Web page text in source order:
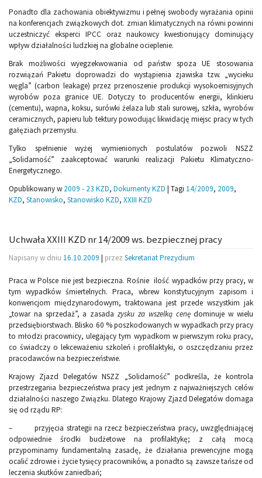
Ponadto dla zachowania obiektywizmu i pełnej swobody wyrażania opinii
na konferencjach związkowych dot. zmian klimatycznych na równi powinni
uczestniczyć eksperci IPCC oraz naukowcy kwestionujący dominujący
wpływ działalności ludzkiej na globalne ocieplenie.
Brak możliwości wyegzekwowania od państw spoza UE stosowania
rozwiązań Pakietu doprowadzi do wystąpienia zjawiska tzw. „wycieku
węgla” (carbon leakage) przez przenoszenie produkcji wysokoemisyjnych
wyrobów poza granice UE. Dotyczy to producentów energii, klinkieru
(cementu), wapna, koksu, surówki żelaza lub stali surowej, szkła, wyrobów
ceramicznych, papieru lub tektury powodując likwidację miejsc pracy w tych
gałęziach przemysłu.
Tylko spełnienie wyżej wymienionych postulatów pozwoli NSZZ
„Solidarność” zaakceptować warunki realizacji Pakietu Klimatyczno-
Energetycznego.
Opublikowany w 2009 - 23 KZD, Dokumenty KZD | Tagi 14/2009, 2009,
KZD, Stanowisko, Stanowisko KZD, XXIII KZD
Uchwała XXIII KZD nr 14/2009 ws. bezpiecznej pracy
Napisany w dniu 16.10.2009 | przez Sekretariat Prezydium
Praca w Polsce nie jest bezpieczna. Rośnie ilość wypadków przy pracy, w
tym wypadków śmiertelnych. Praca, wbrew konstytucyjnym zapisom i
konwencjom międzynarodowym, traktowana jest przede wszystkim jak
„towar na sprzedaż”, a zasadazysku za wszelką cenędominuje w wielu
przedsiębiorstwach. Blisko 60 % poszkodowanych w wypadkach przy pracy
to młodzi pracownicy, ulegający tym wypadkom w pierwszym roku pracy,
co świadczy o lekceważeniu szkoleń i profilaktyki, o oszczędzaniu przez
pracodawców na bezpieczeństwie.
Krajowy Zjazd Delegatów NSZZ „Solidarność” podkreśla, że kontrola
przestrzegania bezpieczeństwa pracy jest jednym z najważniejszych celów
działalności naszego Związku. Dlatego Krajowy Zjazd Delegatów domaga
się od rządu RP:
– przyjęcia strategii na rzecz bezpieczeństwa pracy, uwzględniającej
odpowiednie środki budżetowe na profilaktykę; z całą mocą
przypominamy fundamentalną zasadę, że działania prewencyjne mogą
ocalić zdrowie i życie tysięcy pracowników, a ponadto są zawsze tańsze od
leczenia skutków zaniedbań;